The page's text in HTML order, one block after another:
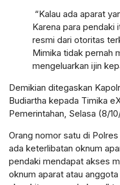
“Kalau ada aparat
Karena para pendaki
resmi dari otoritas
Mimika tidak pernah
mengeluarkan ijin
Demikian ditegaskan
Budiartha kepada Timika
Pemerintahan, Selasa (8/
Orang nomor satu di
ada keterlibatan oknum
pendaki mendapat akses
oknum aparat atau